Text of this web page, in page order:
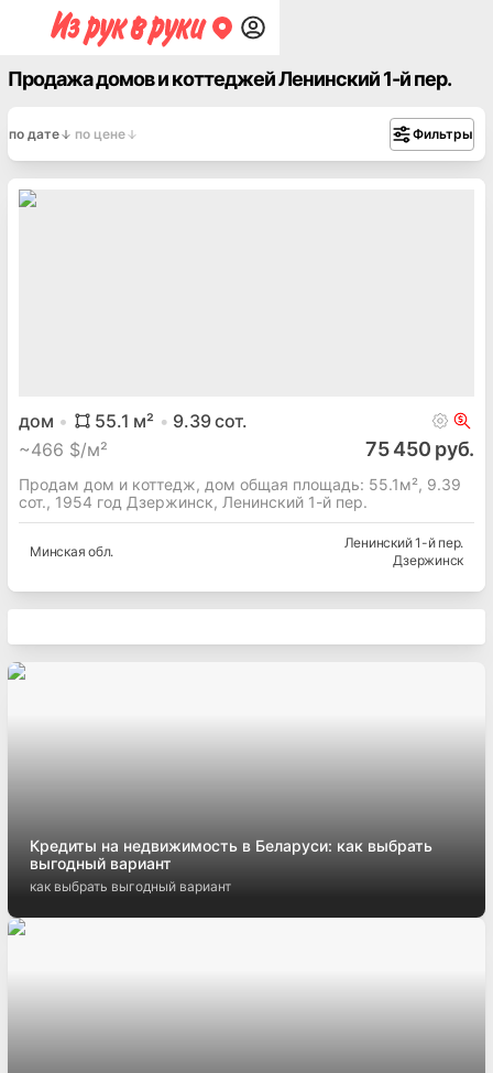
Продажа домов и коттеджей Ленинский 1-й пер.
по дате по цене Фильтры
дом 55.1 м² 9.39сот.
~466 $/м² 75 450 руб.
Продам дом и коттедж, дом общая площадь: 55.1м², 9.39
сот., 1954 год Дзержинск, Ленинский 1-й пер.
Минская обл.
Ленинский 1-й пер.
Дзержинск
Кредиты на недвижимость в Беларуси: как выбрать
выгодный вариант
как выбрать выгодный вариант